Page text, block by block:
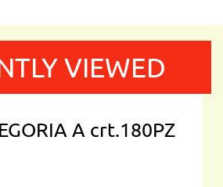
VIEWED
A crt.180PZ